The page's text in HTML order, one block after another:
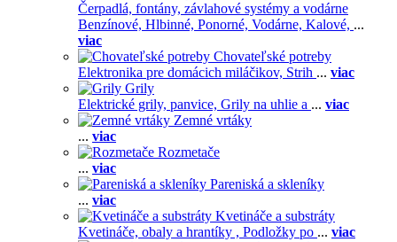
Čerpadlá, fontány, závlahové systémy a vodárne
Benzínové, Hlbinné, Ponorné, Vodárne, Kalové, ...
viac
Chovateľské potreby
Elektronika pre domácich miláčikov, Strih ... viac
Grily
Elektrické grily, panvice, Grily na uhlie a ... viac
Zemné vrtáky
... viac
Rozmetače
... viac
Pareniská a skleníky
... viac
Kvetináče a substráty
Kvetináče, obaly a hrantíky , Podložky po ... viac